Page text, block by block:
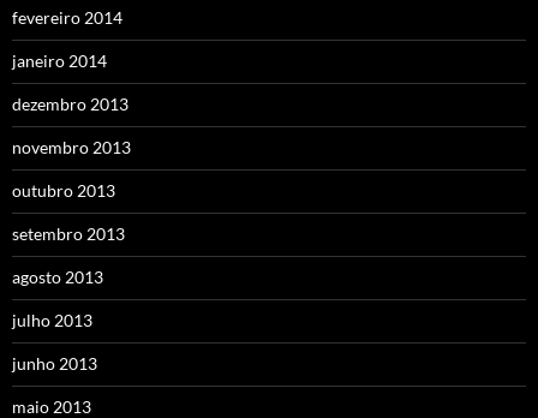
fevereiro 2014
janeiro 2014
dezembro 2013
novembro 2013
outubro 2013
setembro 2013
agosto 2013
julho 2013
junho 2013
maio 2013